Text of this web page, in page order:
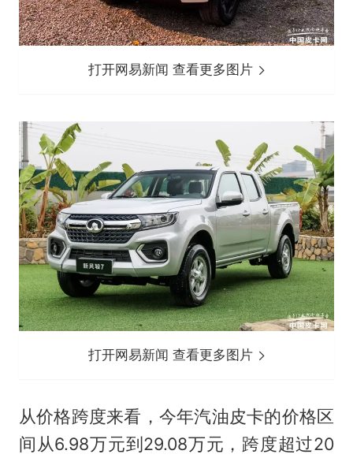
打开网易新闻 查看更多图片
打开网易新闻 查看更多图片
从价格跨度来看，今年汽油皮卡的价格区
间从6.98万元到29.08万元，跨度超过20